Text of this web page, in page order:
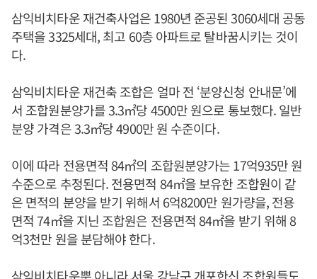
삼익비치타운 재건축사업은 1980년 준공된 3060세대 공동
주택을 3325세대, 최고 60층 아파트로 탈바꿈시키는 것이
다.
삼익비치타운 재건축 조합은 얼마 전 ‘분양신청 안내문’에
서 조합원분양가를 3.3㎡당 4500만 원으로 통보했다. 일반
분양 가격은 3.3㎡당 4900만 원 수준이다.
이에 따라 전용면적 84㎡의 조합원분양가는 17억935만 원
수준으로 추정된다. 전용면적 84㎡을 보유한 조합원이 같
은 면적의 분양을 받기 위해서 6억8200만 원가량을, 전용
면적 74㎡을 지닌 조합원은 전용면적 84㎡을 받기 위해 8
억3천만 원을 분담해야 한다.